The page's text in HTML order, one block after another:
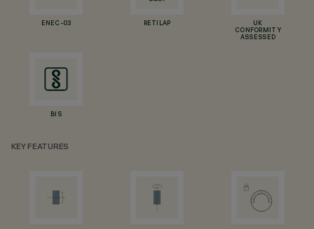
ENEC-03 RETILAP
UK
CONFORMITY
ASSESSED
BIS
KEY FEATURES